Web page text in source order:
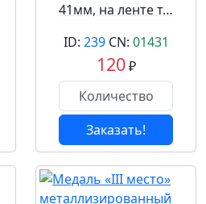
41мм, на ленте т…
ID: 239CN: 01431
120₽
Заказать!